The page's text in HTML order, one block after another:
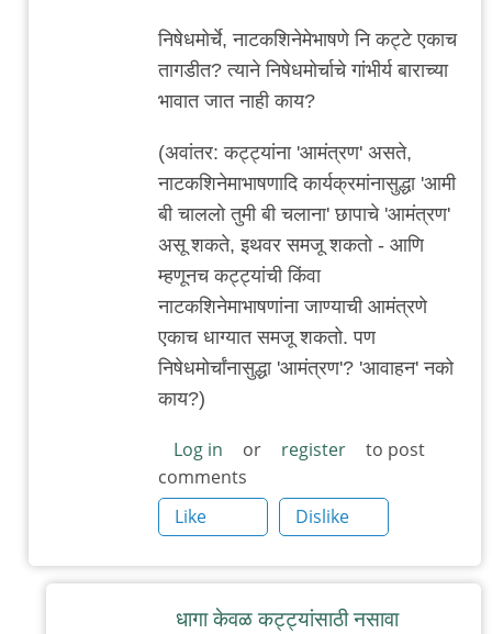
निषेधमोर्चे, नाटकशिनेमेभाषणे नि कट्टे एकाच
तागडीत? त्याने निषेधमोर्चाचे गांभीर्य बाराच्या
भावात जात नाही काय?
(अवांतर: कट्ट्यांना 'आमंत्रण' असते,
नाटकशिनेमाभाषणादि कार्यक्रमांनासुद्धा 'आमी
बी चाललो तुमी बी चलाना' छापाचे 'आमंत्रण'
असू शकते, इथवर समजू शकतो - आणि
म्हणूनच कट्ट्यांची किंवा
नाटकशिनेमाभाषणांना जाण्याची आमंत्रणे
एकाच धाग्यात समजू शकतो. पण
निषेधमोर्चांनासुद्धा 'आमंत्रण'? 'आवाहन' नको
काय?)
Log in or register
to post
comments
Like
Dislike
धागा केवळ कट्ट्यांसाठी नसावा